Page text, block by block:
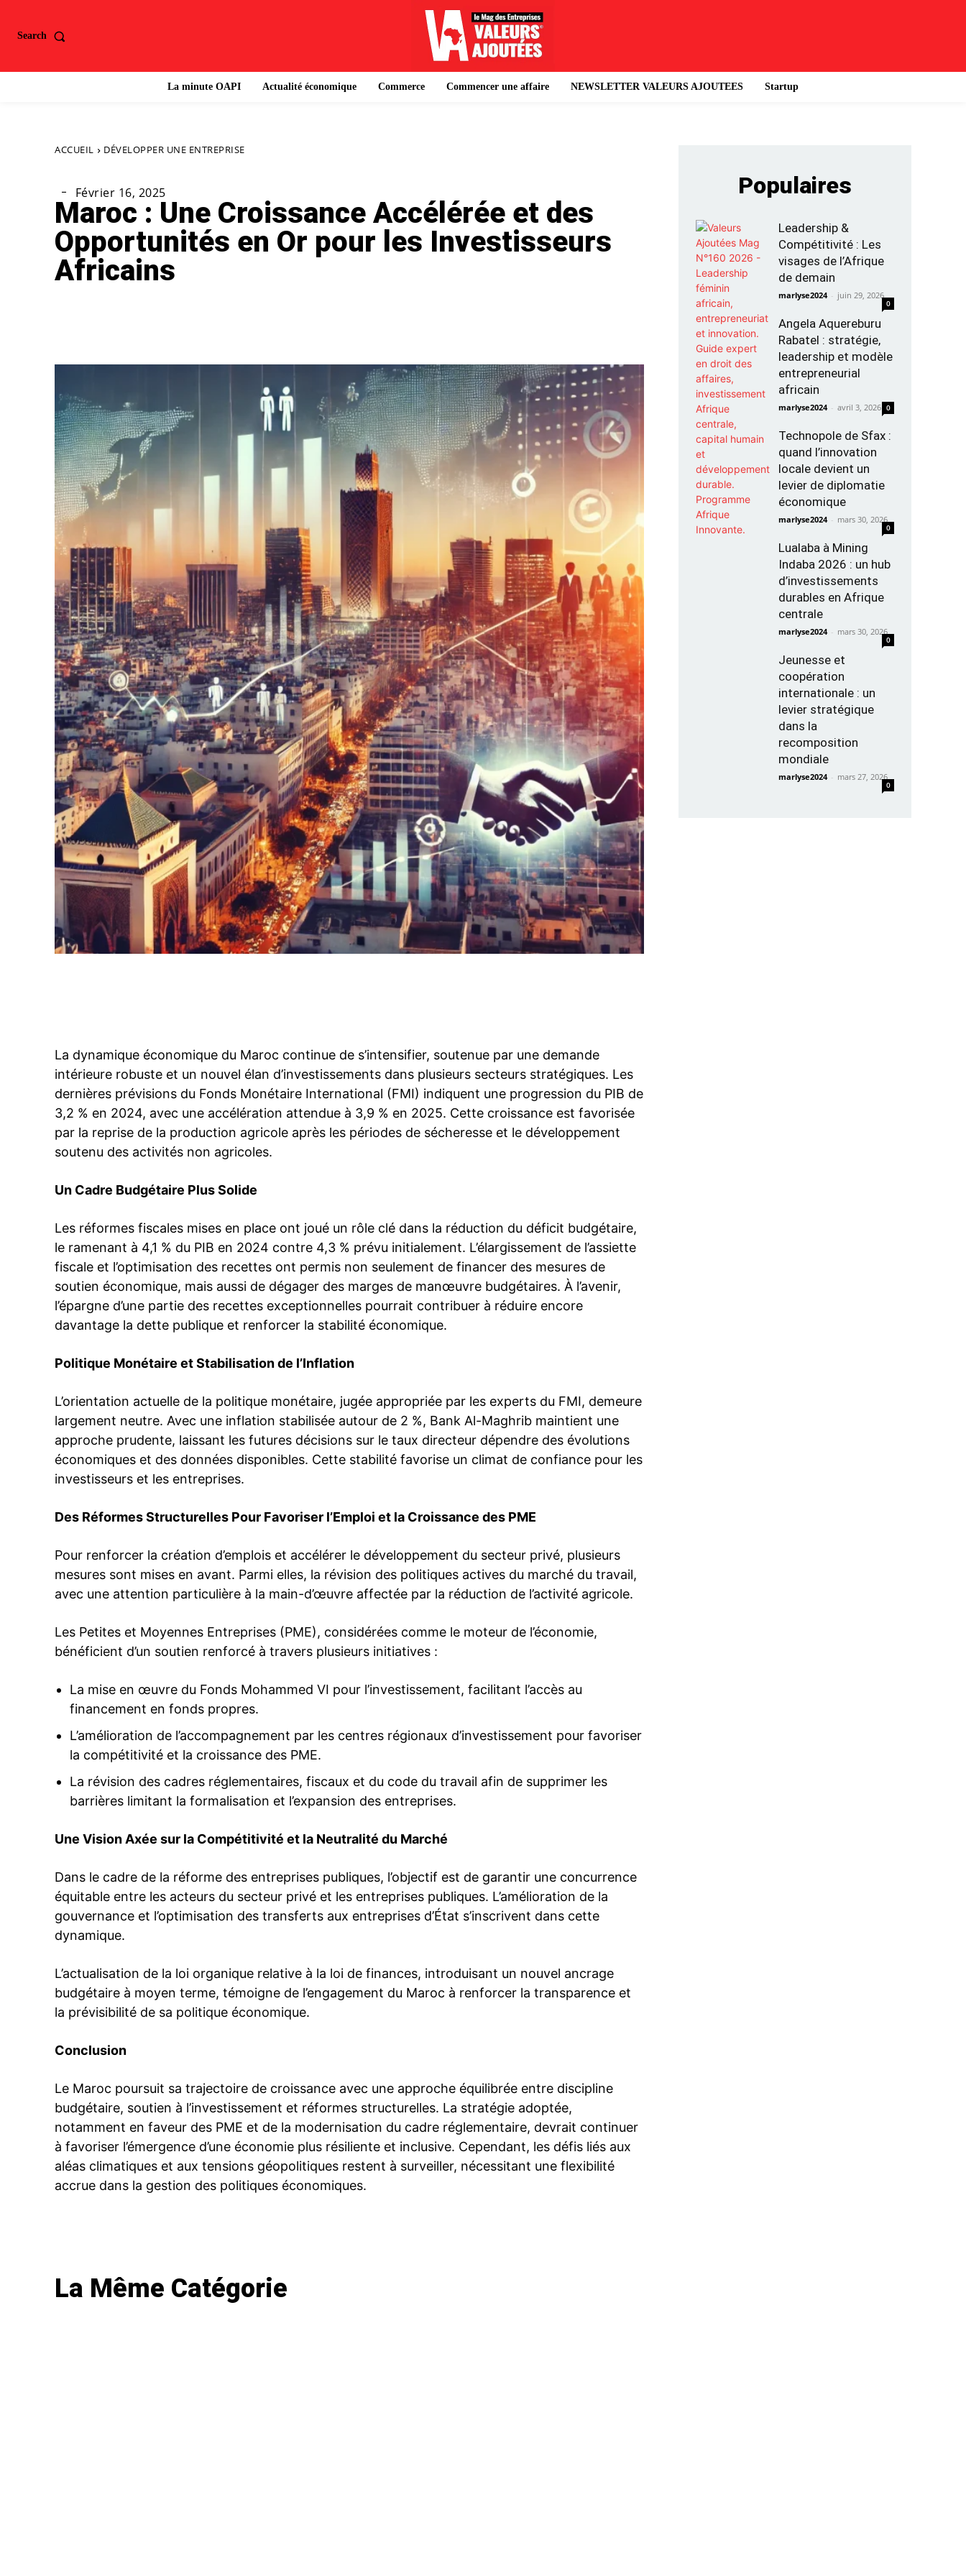
Search
La minute OAPI Actualité économique Commerce Commencer une affaire NEWSLETTER VALEURS AJOUTEES Startup
ACCUEIL DÉVELOPPER UNE ENTREPRISE
Février 16, 2025
Maroc : Une Croissance Accélérée et des
Opportunités en Or pour les Investisseurs
Africains
La dynamique économique du Maroc continue de s’intensifier, soutenue par une demande
intérieure robuste et un nouvel élan d’investissements dans plusieurs secteurs stratégiques. Les
dernières prévisions du Fonds Monétaire International (FMI) indiquent une progression du PIB de
3,2 % en 2024, avec une accélération attendue à 3,9 % en 2025. Cette croissance est favorisée
par la reprise de la production agricole après les périodes de sécheresse et le développement
soutenu des activités non agricoles.
Un Cadre Budgétaire Plus Solide
Les réformes fiscales mises en place ont joué un rôle clé dans la réduction du déficit budgétaire,
le ramenant à 4,1 % du PIB en 2024 contre 4,3 % prévu initialement. L’élargissement de l’assiette
fiscale et l’optimisation des recettes ont permis non seulement de financer des mesures de
soutien économique, mais aussi de dégager des marges de manœuvre budgétaires. À l’avenir,
l’épargne d’une partie des recettes exceptionnelles pourrait contribuer à réduire encore
davantage la dette publique et renforcer la stabilité économique.
Politique Monétaire et Stabilisation de l’Inflation
L’orientation actuelle de la politique monétaire, jugée appropriée par les experts du FMI, demeure
largement neutre. Avec une inflation stabilisée autour de 2 %, Bank Al-Maghrib maintient une
approche prudente, laissant les futures décisions sur le taux directeur dépendre des évolutions
économiques et des données disponibles. Cette stabilité favorise un climat de confiance pour les
investisseurs et les entreprises.
Des Réformes Structurelles Pour Favoriser l’Emploi et la Croissance des PME
Pour renforcer la création d’emplois et accélérer le développement du secteur privé, plusieurs
mesures sont mises en avant. Parmi elles, la révision des politiques actives du marché du travail,
avec une attention particulière à la main-d’œuvre affectée par la réduction de l’activité agricole.
Les Petites et Moyennes Entreprises (PME), considérées comme le moteur de l’économie,
bénéficient d’un soutien renforcé à travers plusieurs initiatives :
La mise en œuvre du Fonds Mohammed VI pour l’investissement, facilitant l’accès au
financement en fonds propres.
L’amélioration de l’accompagnement par les centres régionaux d’investissement pour favoriser
la compétitivité et la croissance des PME.
La révision des cadres réglementaires, fiscaux et du code du travail afin de supprimer les
barrières limitant la formalisation et l’expansion des entreprises.
Une Vision Axée sur la Compétitivité et la Neutralité du Marché
Dans le cadre de la réforme des entreprises publiques, l’objectif est de garantir une concurrence
équitable entre les acteurs du secteur privé et les entreprises publiques. L’amélioration de la
gouvernance et l’optimisation des transferts aux entreprises d’État s’inscrivent dans cette
dynamique.
L’actualisation de la loi organique relative à la loi de finances, introduisant un nouvel ancrage
budgétaire à moyen terme, témoigne de l’engagement du Maroc à renforcer la transparence et
la prévisibilité de sa politique économique.
Conclusion
Le Maroc poursuit sa trajectoire de croissance avec une approche équilibrée entre discipline
budgétaire, soutien à l’investissement et réformes structurelles. La stratégie adoptée,
notamment en faveur des PME et de la modernisation du cadre réglementaire, devrait continuer
à favoriser l’émergence d’une économie plus résiliente et inclusive. Cependant, les défis liés aux
aléas climatiques et aux tensions géopolitiques restent à surveiller, nécessitant une flexibilité
accrue dans la gestion des politiques économiques.
Populaires
Leadership &
Compétitivité : Les
visages de l’Afrique
de demain
marlyse2024 - juin 29, 2026
0
Angela Aquereburu
Rabatel : stratégie,
leadership et modèle
entrepreneurial
africain
marlyse2024 - avril 3, 2026 0
Technopole de Sfax :
quand l’innovation
locale devient un
levier de diplomatie
économique
marlyse2024 - mars 30, 2026
0
Lualaba à Mining
Indaba 2026 : un hub
d’investissements
durables en Afrique
centrale
marlyse2024 - mars 30, 2026
0
Jeunesse et
coopération
internationale : un
levier stratégique
dans la
recomposition
mondiale
marlyse2024 - mars 27, 2026
0
La Même Catégorie